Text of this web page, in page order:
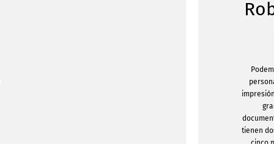
tienen
cinco